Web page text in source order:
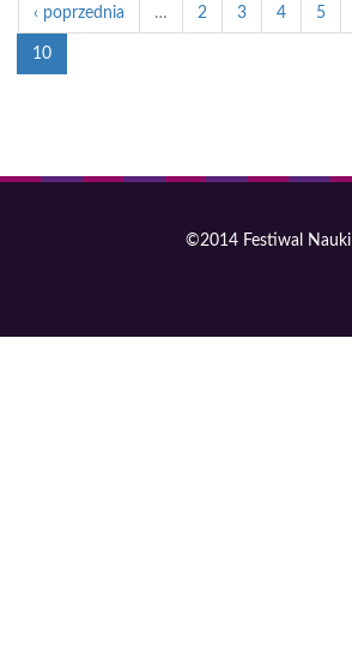
‹ poprzednia … 2 3 4 5
10
©2014 Festiwal Nauki